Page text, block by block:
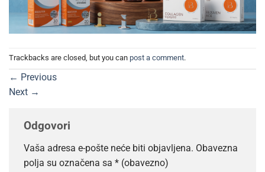
Trackbacks are closed, but you can post a comment.
← Previous
Next →
Odgovori
Vaša adresa e-pošte neće biti objavljena. Obavezna
polja su označena sa * (obavezno)